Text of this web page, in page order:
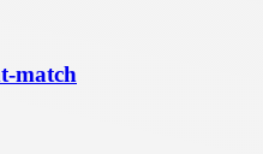
match